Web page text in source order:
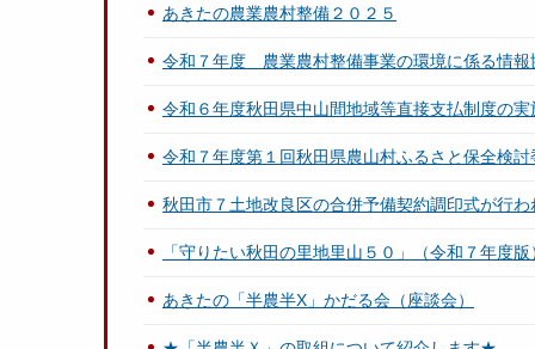
あきたの農業農村整備２０２５
令和７年度 農業農村整備事業の環境に係る情報
令和６年度秋田県中山間地域等直接支払制度の
令和７年度第１回秋田県農山村ふるさと保全検
秋田市７土地改良区の合併予備契約調印式が行わ
「守りたい秋田の里地里山５０」（令和７年度
あきたの「半農半X」かだる会（座談会）